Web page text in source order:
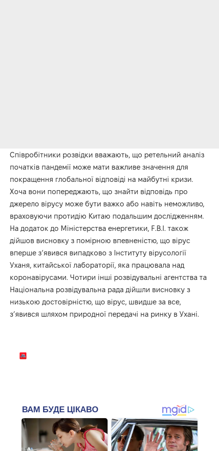
Співробітники розвідки вважають, що ретельний аналіз
початків пандемії може мати важливе значення для
покращення глобальної відповіді на майбутні кризи.
Хоча вони попереджають, що знайти відповідь про
джерело вірусу може бути важко або навіть неможливо,
враховуючи протидію Китаю подальшим дослідженням.
На додаток до Міністерства енергетики, F.B.I. також
дійшов висновку з помірною впевненістю, що вірус
вперше з’явився випадково з Інституту вірусології
Уханя, китайської лабораторії, яка працювала над
коронавірусами. Чотири інші розвідувальні агентства та
Національна розвідувальна рада дійшли висновку з
низькою достовірністю, що вірус, швидше за все,
з’явився шляхом природної передачі на ринку в Ухані.